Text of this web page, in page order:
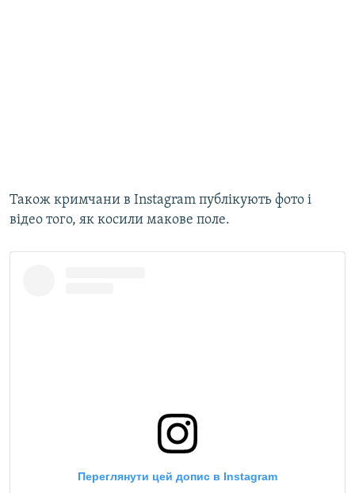
Також кримчани в Instagram публікують фото і
відео того, як косили макове поле.